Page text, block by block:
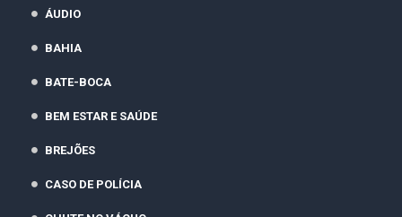
ÁUDIO
BAHIA
BATE-BOCA
BEM ESTAR E SAÚDE
BREJÕES
CASO DE POLÍCIA